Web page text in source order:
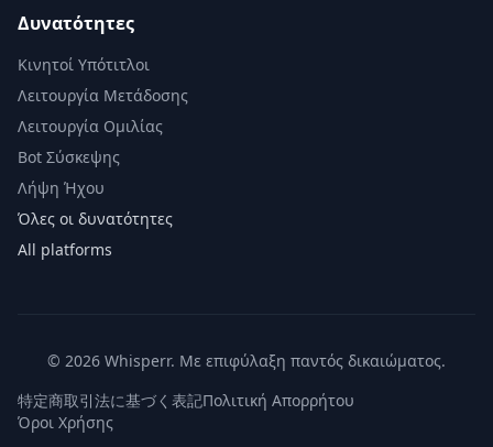
Δυνατότητες
Κινητοί Υπότιτλοι
Λειτουργία Μετάδοσης
Λειτουργία Ομιλίας
Bot Σύσκεψης
Λήψη Ήχου
Όλες οι δυνατότητες
All platforms
© 2026 Whisperr. Με επιφύλαξη παντός δικαιώματος.
特定商取引法に基づく表記Πολιτική Απορρήτου
Όροι Χρήσης